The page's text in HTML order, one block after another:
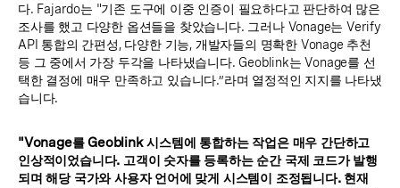
다. Fajardo는 "기존 도구에 이중 인증이 필요하다고 판단하여 많은
조사를 했고 다양한 옵션들을 찾았습니다. 그러나 Vonage는 Verify
API 통합의 간편성, 다양한 기능, 개발자들의 명확한 Vonage 추천
등 그 중에서 가장 두각을 나타냈습니다. Geoblink는 Vonage를 선
택한 결정에 매우 만족하고 있습니다.”라며 열정적인 지지를 나타냈
습니다.
"Vonage를 Geoblink 시스템에 통합하는 작업은 매우 간단하고
인상적이었습니다. 고객이 숫자를 등록하는 순간 국제 코드가 발행
되며 해당 국가와 사용자 언어에 맞게 시스템이 조정됩니다. 현재